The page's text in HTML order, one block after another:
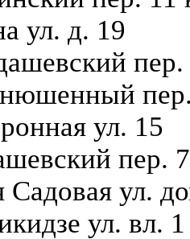
ул. д. 19
пер.
ул. 15
пер.
Садовая ул.
ул. вл. 1